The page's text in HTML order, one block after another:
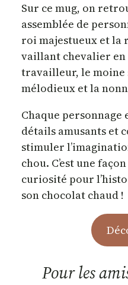
Sur ce mug, on
assemblée de
roi majestueux et la
vaillant chevalier en
travailleur, le
mélodieux et la
Chaque personnage
détails amusants et
stimuler
chou. C’est une
curiosité pour
son chocolat chaud !
Pour les